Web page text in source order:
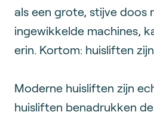
als een grote, stijve doos
ingewikkelde machines,
erin. Kortom: huisliften
Moderne huisliften zijn
huisliften benadrukken